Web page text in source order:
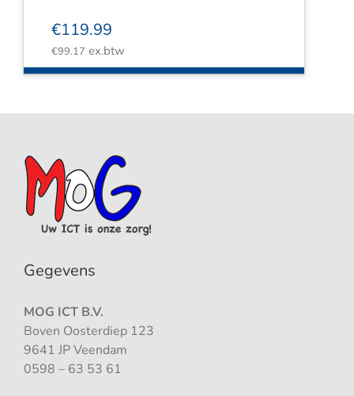
€119.99
€99.17 ex.btw
Gegevens
MOG ICT B.V.
Boven Oosterdiep 123
9641 JP Veendam
0598 – 63 53 61